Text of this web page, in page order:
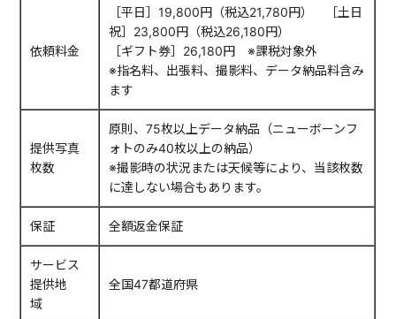
依頼料金
［平日］19,800円（税込21,780円） ［土日
祝］23,800円（税込26,180円）
［ギフト券］26,180円 ※課税対象外
※指名料、出張料、撮影料、データ納品料含み
ます
提供写真
枚数
原則、75枚以上データ納品（ニューボーンフ
ォトのみ40枚以上の納品）
※撮影時の状況または天候等により、当該枚数
に達しない場合もあります。
保証 全額返金保証
サービス
提供地
域
全国47都道府県